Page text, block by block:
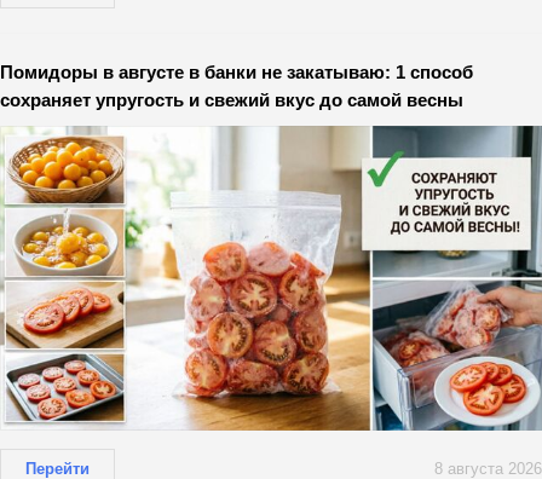
Помидоры в августе в банки не закатываю: 1 способ
сохраняет упругость и свежий вкус до самой весны
Перейти 8 августа 2026